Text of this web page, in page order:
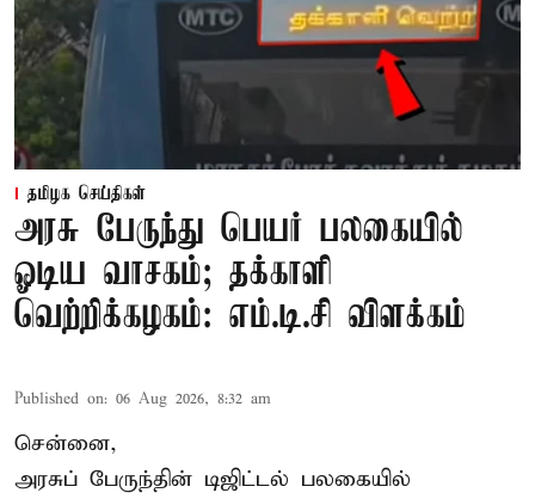
தமிழக செய்திகள்
அரசு பேருந்து பெயர் பலகையில்
ஓடிய வாசகம்; தக்காளி
வெற்றிக்கழகம்: எம்.டி.சி விளக்கம்
Published on: 06 Aug 2026, 8:32 am
சென்னை,
அரசுப் பேருந்தின் டிஜிட்டல் பலகையில்